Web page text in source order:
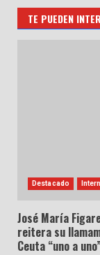
TE PUEDEN
Destacado
José María
reitera su
Ceuta “uno a uno”